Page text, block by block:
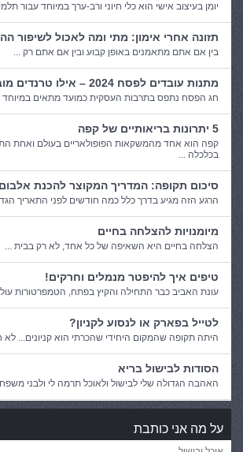
יומן בעיצוב אישי הוא כלי חיוני ורב-ערך במיוחד עבור
תזונה אחרי אימון: מתי ומה לאכול לשיפור
בין אם אתם מתאמנים באופן קבוע ובין אם אתם רק ...
מתנות עובדים לפסח 2024 – אילו טרנדים מובילים השנה ?
חג הפסח נתפס בתרבות העסקית כמועד מתאים במיוחד
5 יתרונות בריאותיים של קפה
קפה הוא אחד מהמשקאות הפופולאריים בעולם ואחת
בכלכלה ...
סיכום תקופה: המדריך המקוצר להכנת
הרגע הזה מגיע בדרך כלל כמה חודשים לפני התאריך
מיומנויות להצלחה בחיים
הצלחה בחיים היא השאיפה של כל אחד, לא רק בבית ...
טיפים איך להיפטר מנמלים וחרקים!
עונת האביב כבר התחילה והקיץ בפתח, הטמפרטורות
לטייל בפארק או לנסוע לקניון?
היתה תקופה שהמקום היחידי שהכרתי הוא קניונים... לא
הסודות לבישול בריא
האהבה הגדולה שלי לבישול ולאוכל תרמה לי ולבני
על מה אני כותבת